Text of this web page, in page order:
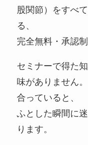
股関節）をすべ
る、
完全無料・承認
セミナーで得た
味がありません
合っていると、
ふとした瞬間に
ります。